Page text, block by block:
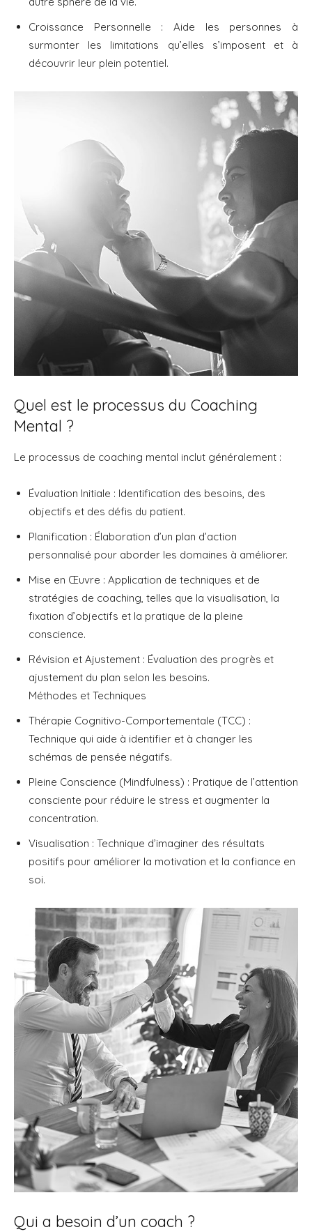
Croissance Personnelle : Aide les personnes à
surmonter les limitations qu’elles s’imposent et à
découvrir leur plein potentiel.
Quel est le processus du Coaching
Mental ?
Le processus de coaching mental inclut généralement :
Évaluation Initiale : Identification des besoins, des
objectifs et des défis du patient.
Planification : Élaboration d’un plan d’action
personnalisé pour aborder les domaines à améliorer.
Mise en Œuvre : Application de techniques et de
stratégies de coaching, telles que la visualisation, la
fixation d’objectifs et la pratique de la pleine
conscience.
Révision et Ajustement : Évaluation des progrès et
ajustement du plan selon les besoins.
Méthodes et Techniques
Thérapie Cognitivo-Comportementale (TCC) :
Technique qui aide à identifier et à changer les
schémas de pensée négatifs.
Pleine Conscience (Mindfulness) : Pratique de l’attention
consciente pour réduire le stress et augmenter la
concentration.
Visualisation : Technique d’imaginer des résultats
positifs pour améliorer la motivation et la confiance en
soi.
Qui a besoin d’un coach ?